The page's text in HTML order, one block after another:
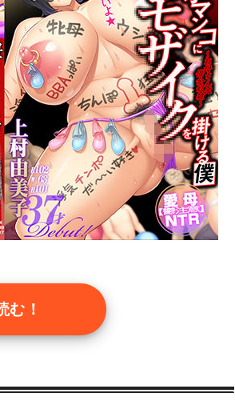
む！